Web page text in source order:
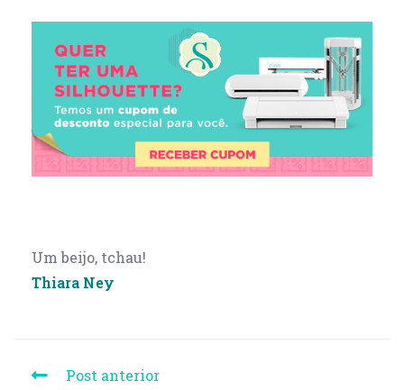
Um beijo, tchau!
Thiara Ney
Post anterior